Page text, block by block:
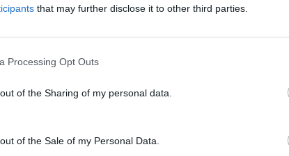
that may further disclose it to other third parties.
Processing Opt Outs
of the Sharing of my personal data.
of the Sale of my Personal Data.
elfogadta a Nemzeti